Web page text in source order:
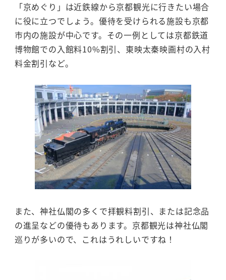
「京めぐり」は近鉄線から京都観光に行きたい場合
に役に立つでしょう。優待を受けられる施設も京都
市内の施設が中心です。その一例としては京都鉄道
博物館での入館料10%割引、東映太秦映画村の入村
料金割引など。
また、神社仏閣の多くで拝観料割引、または記念品
の進呈などの優待もあります。京都観光は神社仏閣
巡りが多いので、これはうれしいですね！